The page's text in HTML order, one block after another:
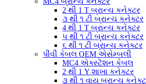
2 થી 1 T બ્રાન્ચ કનેક્ટર
૩ થી ૧ ટી બ્રાન્ચ કનેક્ટર
4 થી 1 T બ્રાન્ચ કનેક્ટર
૫ થી ૧ ટી બ્રાન્ચ કનેક્ટર
૬ થી ૧ ટી બ્રાન્ચ કનેક્ટર
પીવી કેબલ OEM એસેમ્બલી
MC4 એક્સ્ટેંશન કેબલ
2 થી 1 Y શાખા કનેક્ટર
૩ થી ૧ વાય બ્રાન્ચ